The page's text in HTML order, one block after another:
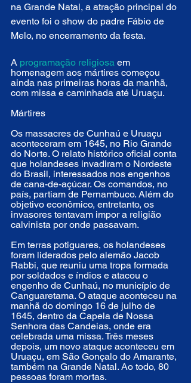
na Grande Natal, a atração principal do
evento foi o show do padre Fábio de
Melo, no encerramento da festa.
A programação religiosa em
homenagem aos mártires começou
ainda nas primeiras horas da manhã,
com missa e caminhada até Uruaçu.
Mártires
Os massacres de Cunhaú e Uruaçu
aconteceram em 1645, no Rio Grande
do Norte. O relato histórico oficial conta
que holandeses invadiram o Nordeste
do Brasil, interessados nos engenhos
de cana-de-açúcar. Os comandos, no
país, partiam de Pernambuco. Além do
objetivo econômico, entretanto, os
invasores tentavam impor a religião
calvinista por onde passavam.
Em terras potiguares, os holandeses
foram liderados pelo alemão Jacob
Rabbi, que reuniu uma tropa formada
por soldados e índios e atacou o
engenho de Cunhaú, no município de
Canguaretama. O ataque aconteceu na
manhã do domingo 16 de julho de
1645, dentro da Capela de Nossa
Senhora das Candeias, onde era
celebrada uma missa. Três meses
depois, um novo ataque aconteceu em
Uruaçu, em São Gonçalo do Amarante,
também na Grande Natal. Ao todo, 80
pessoas foram mortas.